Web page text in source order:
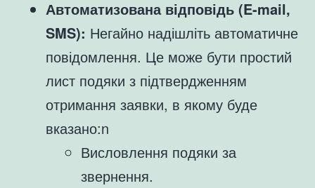
Автоматизована відповідь (E-mail,
SMS): Негайно надішліть автоматичне
повідомлення. Це може бути простий
лист подяки з підтвердженням
отримання заявки, в якому буде
вказано:n
Висловлення подяки за
звернення.